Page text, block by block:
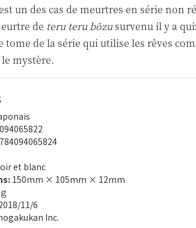
un des cas de meurtres en série non
de teru teru bōzusurvenu il y a
tome de la série qui utilise les rêves
mystère.
et blanc
150mm × 105mm × 12mm
11/6
Inc.